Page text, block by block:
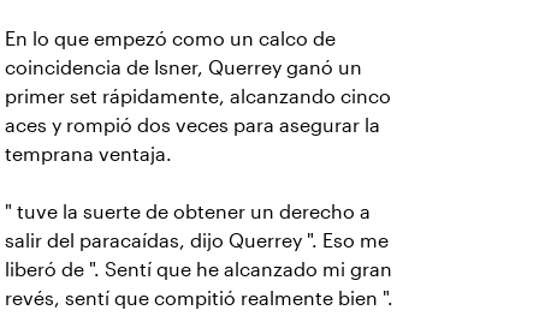
En lo que empezó como un calco de
coincidencia de Isner, Querrey ganó un
primer set rápidamente, alcanzando cinco
aces y rompió dos veces para asegurar la
temprana ventaja.
" tuve la suerte de obtener un derecho a
salir del paracaídas, dijo Querrey ". Eso me
liberó de ". Sentí que he alcanzado mi gran
revés, sentí que compitió realmente bien ".